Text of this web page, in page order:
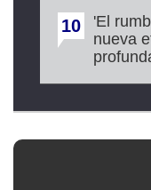
10
'El
nueva